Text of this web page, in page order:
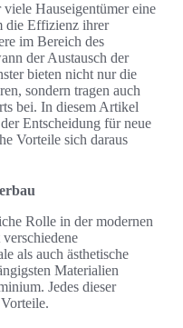
Hauseigentümer eine
die Effizienz ihrer
im Bereich des
der Austausch der
bieten nicht nur die
sondern tragen auch
bei. In diesem Artikel
Entscheidung für neue
Vorteile sich daraus
Rolle in der modernen
als auch ästhetische
Materialien
Jedes dieser